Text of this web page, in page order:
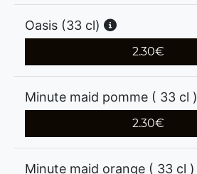
Oasis (33 cl)
2.30€
Minute maid pomme ( 33 cl )
2.30€
Minute maid orange ( 33 cl )